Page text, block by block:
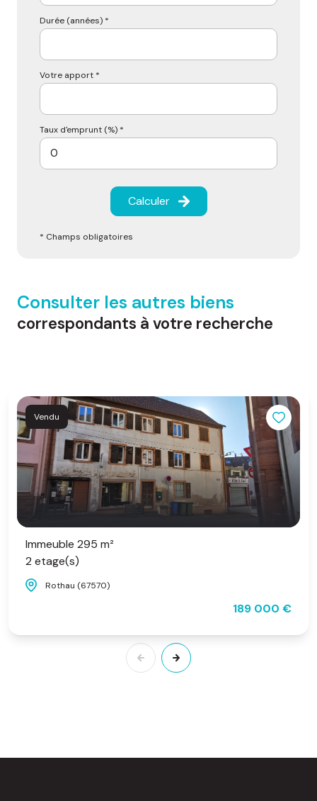
Durée (années) *
Votre apport *
Taux d'emprunt (%) *
Calculer
* Champs obligatoires
Consulter les autres biens
correspondants à votre recherche
Vendu
Immeuble 295 m²
2 etage(s)
Rothau (67570)
189 000 €